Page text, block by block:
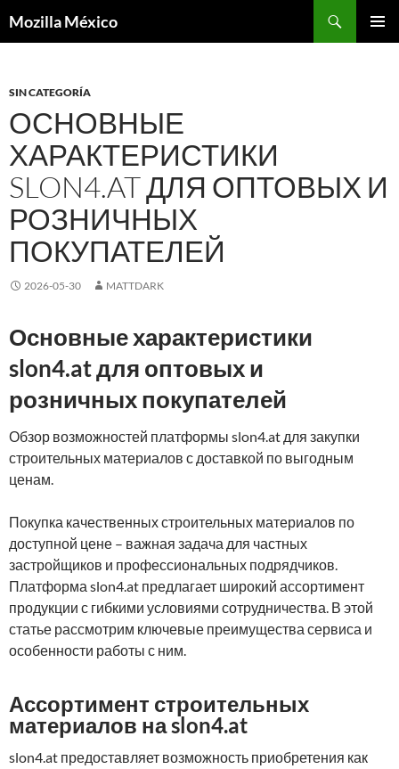
Mozilla México
SIN CATEGORÍA
ОСНОВНЫЕ
ХАРАКТЕРИСТИКИ
SLON4.AT ДЛЯ ОПТОВЫХ И
РОЗНИЧНЫХ
ПОКУПАТЕЛЕЙ
2026-05-30 MATTDARK
Основные характеристики
slon4.at для оптовых и
розничных покупателей
Обзор возможностей платформы slon4.at для закупки
строительных материалов с доставкой по выгодным
ценам.
Покупка качественных строительных материалов по
доступной цене – важная задача для частных
застройщиков и профессиональных подрядчиков.
Платформа slon4.at предлагает широкий ассортимент
продукции с гибкими условиями сотрудничества. В этой
статье рассмотрим ключевые преимущества сервиса и
особенности работы с ним.
Ассортимент строительных
материалов на slon4.at
slon4.at предоставляет возможность приобретения как